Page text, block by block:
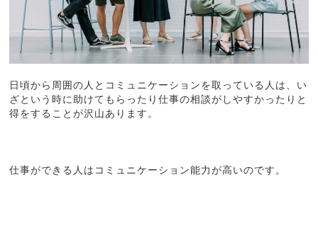
日頃から周囲の人とコミュニケーションを取っている人は、い
ざという時に助けてもらったり仕事の相談がしやすかったりと
得をすることが沢山あります。
仕事ができる人はコミュニケーション能力が高いのです。